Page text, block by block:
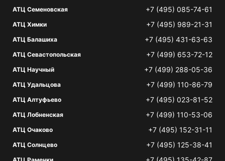
АТЦ Семеновская +7 (495) 085-74-61
АТЦ Химки +7 (495) 989-21-31
АТЦ Балашиха +7 (495) 431-63-63
АТЦ Севастопольская +7 (499) 653-72-12
АТЦ Научный +7 (499) 288-05-36
АТЦ Удальцова +7 (499) 110-86-79
АТЦ Алтуфьево +7 (495) 023-81-52
АТЦ Лобненская +7 (499) 110-53-06
АТЦ Очаково +7 (495) 152-31-11
АТЦ Солнцево +7 (495) 125-38-41